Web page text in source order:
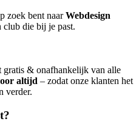
zoek bent naarWebdesign
club die bij je past.
gratis & onafhankelijk van alle
altijd – zodat onze klanten het
verder.